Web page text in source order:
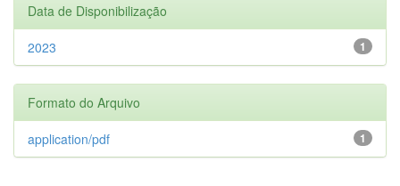
Data de Disponibilização
1
2023
Formato do Arquivo
1
application/pdf